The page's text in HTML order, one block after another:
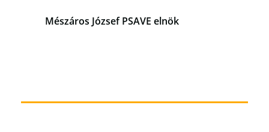
Mészáros József PSAVE elnök